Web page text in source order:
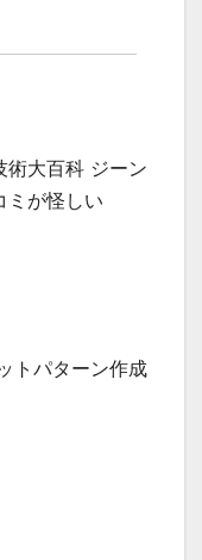
術大百科 ジーン
が怪しい
トパターン作成